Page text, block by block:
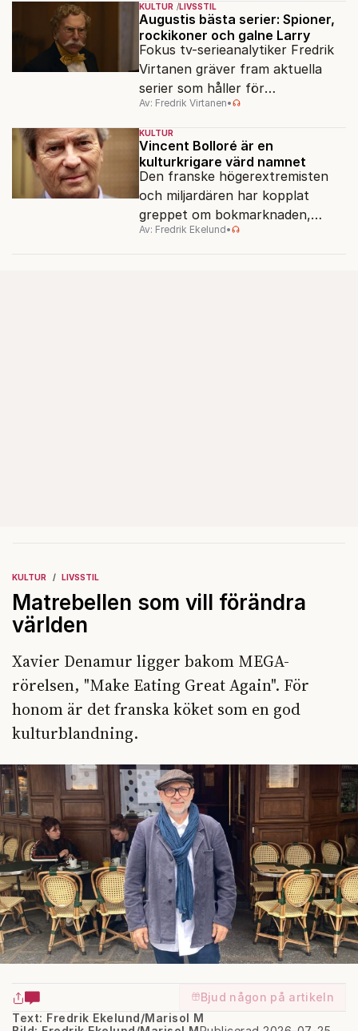
KULTUR LIVSSTIL
Augustis bästa serier: Spioner,
rockikoner och galne Larry
Fokus tv-serieanalytiker Fredrik
Virtanen gräver fram aktuella
serier som håller för
augustisoffan – när
sensommarmörkret smyger sig
på och tv-utbudet blir din bästa
vän.
Av: Fredrik Virtanen•
KULTUR
Vincent Bolloré är en
kulturkrigare värd namnet
Den franske högerextremisten
och miljardären har kopplat
greppet om bokmarknaden,
filmbolag, tv- och radiokanaler.
Av: Fredrik Ekelund•
KULTUR LIVSSTIL
Matrebellen som vill förändra
världen
Xavier Denamur ligger bakom MEGA-
rörelsen, "Make Eating Great Again". För
honom är det franska köket som en god
kulturblandning.
Bjud någon på artikeln
Text: Fredrik Ekelund/Marisol M